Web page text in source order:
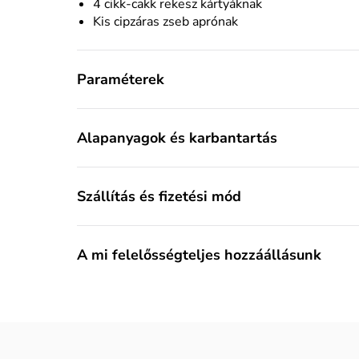
4 cikk-cakk rekesz kártyáknak
Kis cipzáras zseb aprónak
Paraméterek
Alapanyagok és karbantartás
Szállítás és fizetési mód
A mi felelősségteljes hozzáállásunk